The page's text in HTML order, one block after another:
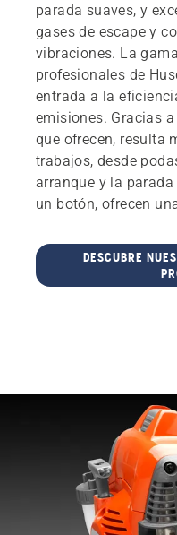
parada suaves, y
gases de escape y
vibraciones. La
profesionales de
entrada a la
emisiones. Gracias
que ofrecen, resulta
trabajos, desde
arranque y la
un botón, ofrecen
DESCUBRE